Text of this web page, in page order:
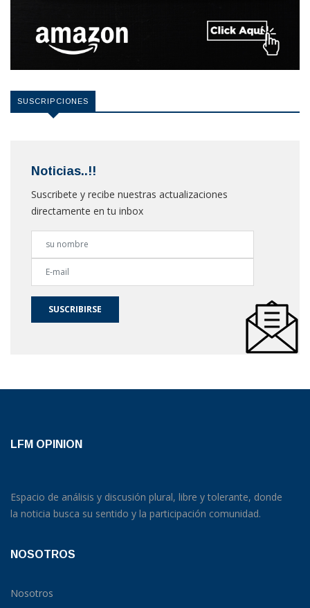
SUSCRIPCIONES
Noticias..!!
Suscribete y recibe nuestras actualizaciones
directamente en tu inbox
SUSCRIBIRSE
LFM OPINION
Espacio de análisis y discusión plural, libre y tolerante, donde
la noticia busca su sentido y la participación comunidad.
NOSOTROS
Nosotros